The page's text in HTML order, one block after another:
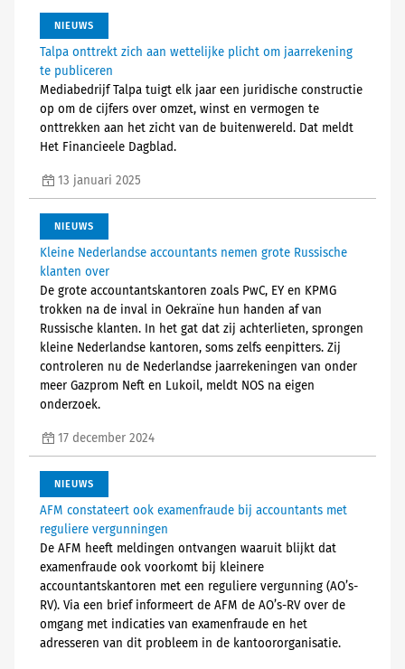
NIEUWS
Talpa onttrekt zich aan wettelijke plicht om jaarrekening
te publiceren
Mediabedrijf Talpa tuigt elk jaar een juridische constructie
op om de cijfers over omzet, winst en vermogen te
onttrekken aan het zicht van de buitenwereld. Dat meldt
Het Financieele Dagblad.
13 januari 2025
NIEUWS
Kleine Nederlandse accountants nemen grote Russische
klanten over
De grote accountantskantoren zoals PwC, EY en KPMG
trokken na de inval in Oekraïne hun handen af van
Russische klanten. In het gat dat zij achterlieten, sprongen
kleine Nederlandse kantoren, soms zelfs eenpitters. Zij
controleren nu de Nederlandse jaarrekeningen van onder
meer Gazprom Neft en Lukoil, meldt NOS na eigen
onderzoek.
17 december 2024
NIEUWS
AFM constateert ook examenfraude bij accountants met
reguliere vergunningen
De AFM heeft meldingen ontvangen waaruit blijkt dat
examenfraude ook voorkomt bij kleinere
accountantskantoren met een reguliere vergunning (AO’s-
RV). Via een brief informeert de AFM de AO’s-RV over de
omgang met indicaties van examenfraude en het
adresseren van dit probleem in de kantoororganisatie.